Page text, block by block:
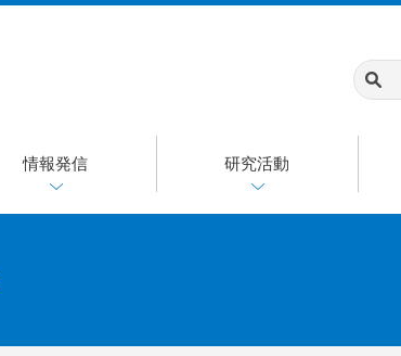
情報発信 研究活動